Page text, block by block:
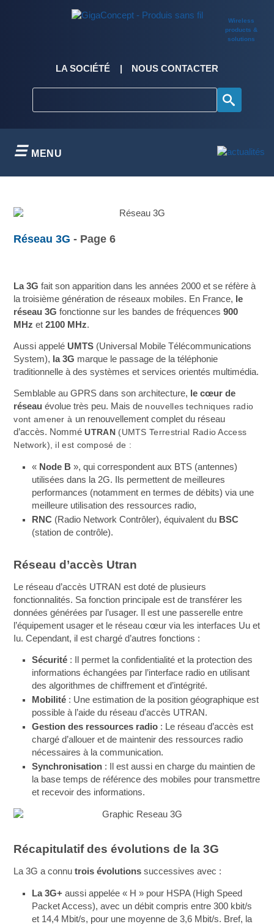
Wireless
products &
solutions
LA SOCIÉTÉ NOUS CONTACTER
MENU
Réseau 3G - Page 6
La 3G fait son apparition dans les années 2000 et se réfère à
la troisième génération de réseaux mobiles. En France, le
réseau 3G fonctionne sur les bandes de fréquences 900
MHzet2100 MHz.
Aussi appelé UMTS (Universal Mobile Télécommunications
System), la 3G marque le passage de la téléphonie
traditionnelle à des systèmes et services orientés multimédia.
Semblable au GPRS dans son architecture, le cœur de
réseauévolue très peu. Mais de nouvelles techniques radio
vont amener à un renouvellement complet du réseau
d’accès. NomméUTRAN(UMTS Terrestrial Radio Access
Network), il est composé de :
« Node B », qui correspondent aux BTS (antennes)
utilisées dans la 2G. Ils permettent de meilleures
performances (notamment en termes de débits) via une
meilleure utilisation des ressources radio,
RNC (Radio Network Contrôler), équivalent du BSC
(station de contrôle).
Réseau d’accès Utran
Le réseau d’accès UTRAN est doté de plusieurs
fonctionnalités. Sa fonction principale est de transférer les
données générées par l’usager. Il est une passerelle entre
l’équipement usager et le réseau cœur via les interfaces Uu et
Iu. Cependant, il est chargé d’autres fonctions :
Sécurité : Il permet la confidentialité et la protection des
informations échangées par l’interface radio en utilisant
des algorithmes de chiffrement et d’intégrité.
Mobilité : Une estimation de la position géographique est
possible à l’aide du réseau d’accès UTRAN.
Gestion des ressources radio : Le réseau d’accès est
chargé d’allouer et de maintenir des ressources radio
nécessaires à la communication.
Synchronisation : Il est aussi en charge du maintien de
la base temps de référence des mobiles pour transmettre
et recevoir des informations.
Récapitulatif des évolutions de la 3G
La 3G a connu trois évolutionssuccessives avec :
La 3G+ aussi appelée « H » pour HSPA (High Speed
Packet Access), avec un débit compris entre 300 kbit/s
et 14,4 Mbit/s, pour une moyenne de 3,6 Mbit/s. Bref, la